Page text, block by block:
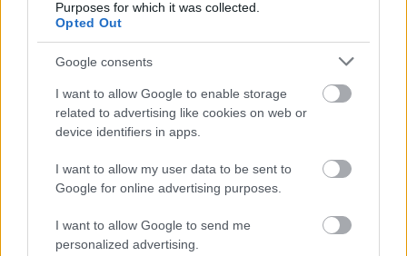
Purposes for which it was collected.
Opted Out
Google consents
I want to allow Google to enable storage
related to advertising like cookies on web or
device identifiers in apps.
I want to allow my user data to be sent to
Google for online advertising purposes.
I want to allow Google to send me
personalized advertising.